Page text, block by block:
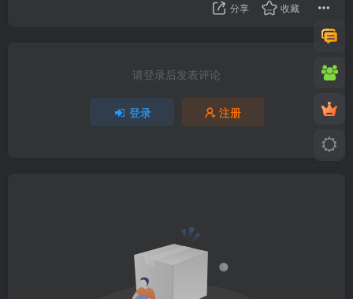
分享 收藏
请登录后发表评论
登录 注册